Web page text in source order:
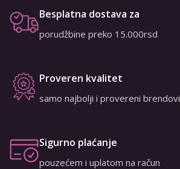
Besplatna dostava za
porudžbine preko 15.000rsd
Proveren kvalitet
samo najbolji i provereni brendovi
Sigurno plaćanje
pouzećem i uplatom na račun